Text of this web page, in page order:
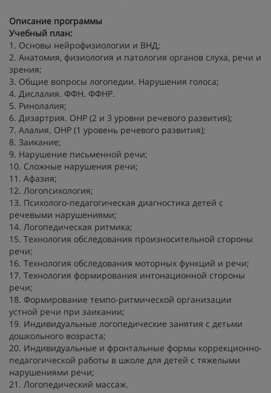
Описание программы
Учебный план:
1. Основы нейрофизиологии и ВНД;
2. Анатомия, физиология и патология органов слуха, речи и
зрения;
3. Общие вопросы логопедии. Нарушения голоса;
4. Дислалия. ФФН. ФФНР.
5. Ринолалия;
6. Дизартрия. ОНР (2 и 3 уровни речевого развития);
7. Алалия. ОНР (1 уровень речевого развития);
8. Заикание;
9. Нарушение письменной речи;
10. Сложные нарушения речи;
11. Афазия;
12. Логопсихология;
13. Психолого-педагогическая диагностика детей с
речевыми нарушениями;
14. Логопедическая ритмика;
15. Технология обследования произносительной стороны
речи;
16. Технология обследования моторных функций и речи;
17. Технология формирования интонационной стороны
речи;
18. Формирование темпо-ритмической организации
устной речи при заикании;
19. Индивидуальные логопедические занятия с детьми
дошкольного возраста;
20. Индивидуальные и фронтальные формы коррекционно-
педагогической работы в школе для детей с тяжелыми
нарушениями речи;
21. Логопедический массаж.